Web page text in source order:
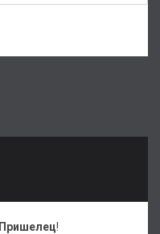
Пришелец!